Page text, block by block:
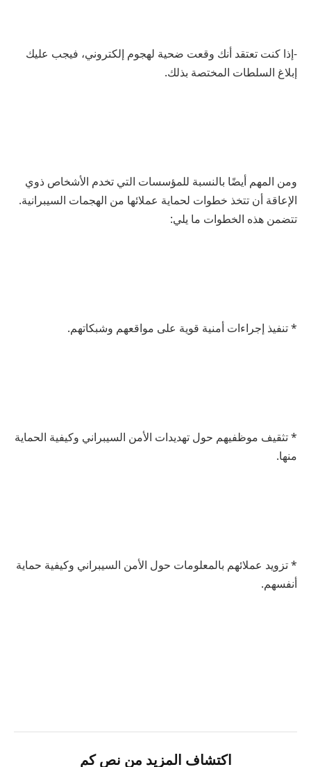
-إذا كنت تعتقد أنك وقعت ضحية لهجوم إلكتروني، فيجب عليك
إبلاغ السلطات المختصة بذلك.
ومن المهم أيضًا بالنسبة للمؤسسات التي تخدم الأشخاص ذوي
الإعاقة أن تتخذ خطوات لحماية عملائها من الهجمات السيبرانية.
تتضمن هذه الخطوات ما يلي:
* تنفيذ إجراءات أمنية قوية على مواقعهم وشبكاتهم.
* تثقيف موظفيهم حول تهديدات الأمن السيبراني وكيفية الحماية
منها.
* تزويد عملائهم بالمعلومات حول الأمن السيبراني وكيفية حماية
أنفسهم.
اكتشاف المزيد من نص كم